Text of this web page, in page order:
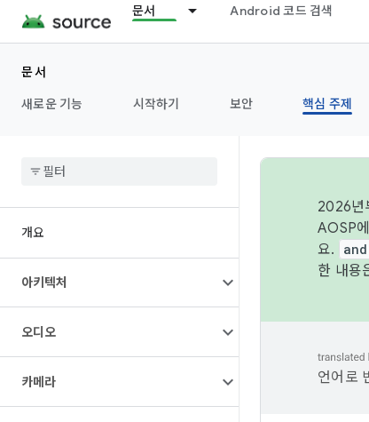
문서 Android 코드 검색
문서
새로운 기능
시작하기 보안 핵심 주제
개요
아키텍처
오디오
카메라
2026년
AOSP
요.
한 내용
언어로